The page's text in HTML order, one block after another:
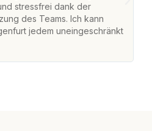
stressfrei dank der
des Teams. Ich kann
jedem uneingeschränkt